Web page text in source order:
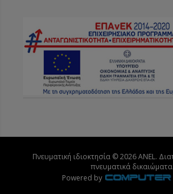
Πνευματική ιδιοκτησία © 2026 ANEL.
πνευματικά δικαιώματα.
Powered by